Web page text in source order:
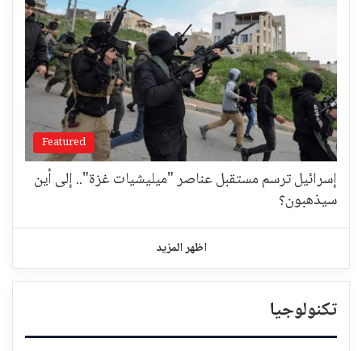
Featured
إسرائيل ترسم مستقبل عناصر "ميليشيات غزة".. إلى أين
سيذهبون؟
اظهر المزيد
تكنولوجيا